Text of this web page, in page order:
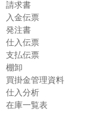
請求書
入金伝票
発注書
仕入伝票
支払伝票
棚卸
買掛金管理資料
仕入分析
在庫一覧表